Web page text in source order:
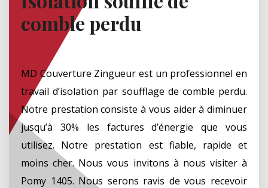
comble perdu
MD Couverture Zingueur est un professionnel en
travail d’isolation par soufflage de comble perdu.
Notre prestation consiste à vous aider à diminuer
jusqu’à 30% les factures d’énergie que vous
utilisez. Notre prestation est fiable, rapide et
moins cher. Nous vous invitons à nous visiter à
Pomy 1405. Nous serons ravis de vous recevoir